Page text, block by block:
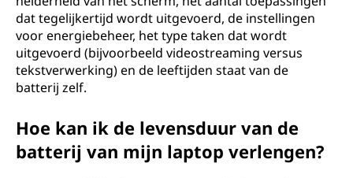
dat tegelijkertijd wordt uitgevoerd, de instellingen
voor energiebeheer, het type taken dat wordt
uitgevoerd (bijvoorbeeld videostreaming versus
tekstverwerking) en de leeftijden staat van de
batterij zelf.
Hoe kan ik de levensduur van de
batterij van mijn laptop verlengen?